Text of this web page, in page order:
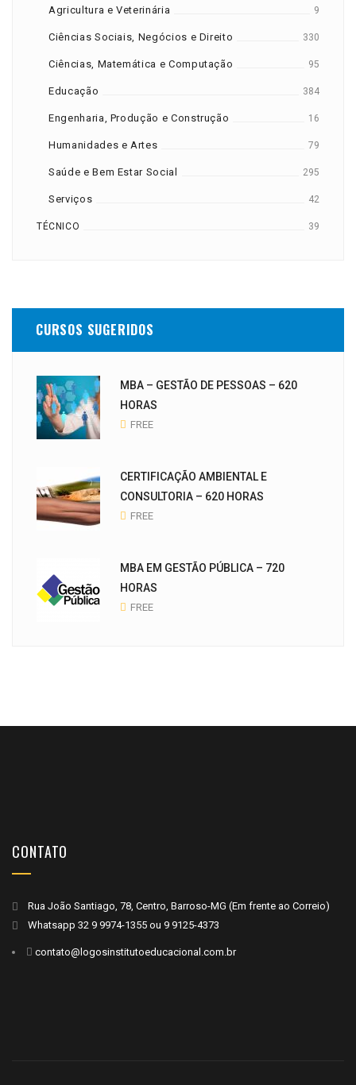
Agricultura e Veterinária 9
Ciências Sociais, Negócios e Direito 330
Ciências, Matemática e Computação 95
Educação 384
Engenharia, Produção e Construção 16
Humanidades e Artes 79
Saúde e Bem Estar Social 295
Serviços 42
TÉCNICO 39
CURSOS SUGERIDOS
MBA – GESTÃO DE PESSOAS – 620
HORAS
FREE
CERTIFICAÇÃO AMBIENTAL E
CONSULTORIA – 620 HORAS
FREE
MBA EM GESTÃO PÚBLICA – 720
HORAS
FREE
CONTATO
Rua João Santiago, 78, Centro, Barroso-MG (Em frente ao Correio)
Whatsapp 32 9 9974-1355 ou 9 9125-4373
contato@logosinstitutoeducacional.com.br